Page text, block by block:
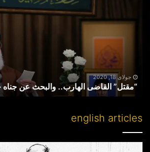
والبحث
جولای 18, 2020
“مقتل” القاضی الهارب.. والبحث عن
english articles